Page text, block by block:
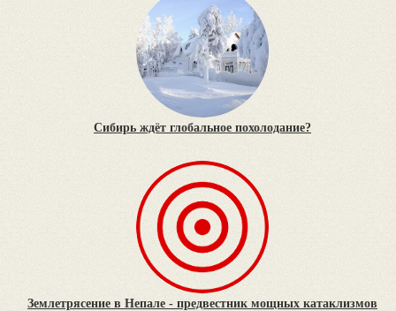
Сибирь ждёт глобальное похолодание?
Землетрясение в Непале - предвестник мощных катаклизмов